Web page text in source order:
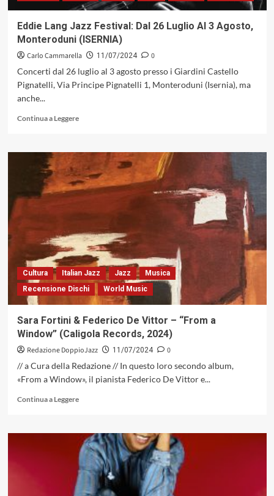
Eddie Lang Jazz Festival: Dal 26 Luglio Al 3 Agosto,
Monteroduni (ISERNIA)
Carlo Cammarella 11/07/2024
0
Concerti dal 26 luglio al 3 agosto presso i Giardini Castello
Pignatelli, Via Principe Pignatelli 1, Monteroduni (Isernia), ma
anche...
Continua a LeggereLeggi
su
Lang
Jazz
Festival:
Luglio
Al
3
Agosto,
Monteroduni
(ISERNIA)
Cultura Italian Jazz Jazz
Musica
Recensione Dischi
World Music
Sara Fortini & Federico De Vittor – “From a
Window” (Caligola Records, 2024)
Redazione DoppioJazz 11/07/2024
0
// a Cura della Redazione // In questo loro secondo album,
«From a Window», il pianista Federico De Vittor e...
Continua a LeggereLeggi
su
Sara
Fortini
&
Federico
De